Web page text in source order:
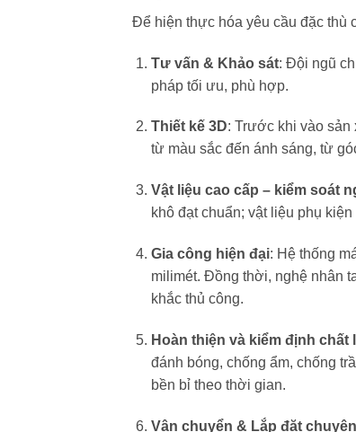
Để hiện thực hóa yêu cầu đặc thù
Tư vấn & Khảo sát: Đội ngũ
pháp tối ưu, phù hợp.
Thiết kế 3D: Trước khi vào sản
từ màu sắc đến ánh sáng, từ
Vật liệu cao cấp – kiểm soát
khô đạt chuẩn; vật liệu phụ
Gia công hiện đại: Hệ thống
milimét. Đồng thời, nghệ nhân
khắc thủ công.
Hoàn thiện và kiểm định chất
đánh bóng, chống ẩm, chống
bền bỉ theo thời gian.
Vận chuyển & Lắp đặt